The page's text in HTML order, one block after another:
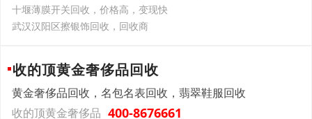
十堰薄膜开关回收，价格高，变现快
武汉汉阳区擦银饰回收，回收商
收的顶黄金奢侈品回收
黄金奢侈品回收，名包名表回收，翡翠鞋服回收
收的顶黄金奢侈品 400-8676661